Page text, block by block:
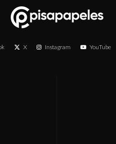
X Instagram YouTube